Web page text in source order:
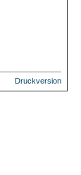
Druckversion